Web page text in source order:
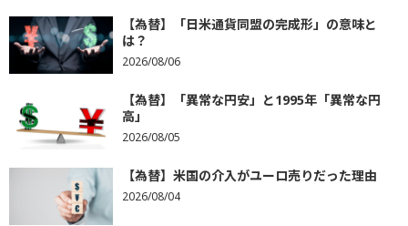
【為替】「日米通貨同盟の完成形」の意味と
は？
2026/08/06
【為替】「異常な円安」と1995年「異常な円
高」
2026/08/05
【為替】米国の介入がユーロ売りだった理由
2026/08/04